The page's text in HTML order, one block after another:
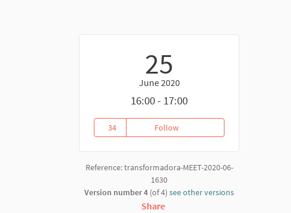
25
June 2020
16:00 - 17:00
34
34 followers
FollowPromotion of Solidarity
Reference: transformadora-MEET-2020-06-
1630
Version number 4 (of 4) see other versions
Share